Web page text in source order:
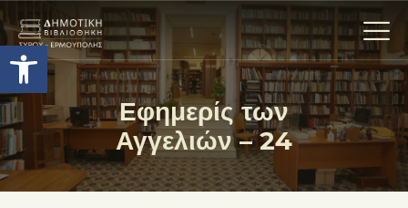
Ανοίξτε τη γραμμή εργαλείων
Εφημερίς των
Αγγελιών – 24
Η ΒΙΒΛΙΟΘΗΚΗ
ΟΙ ΣΥΛΛΟΓΈΣ
ΕΚΘΕΣΕΙΣ